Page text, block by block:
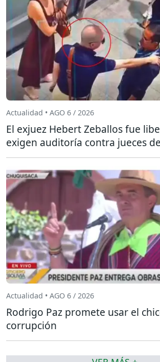
Actualidad • AGO 6 / 2026
El exjuez Hebert Zeballos fue
exigen auditoría contra jueces
Actualidad • AGO 6 / 2026
Rodrigo Paz promete usar el
corrupción